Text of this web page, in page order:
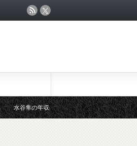
年収発言「推定1億円！」なぜ卓球選手はこれほ